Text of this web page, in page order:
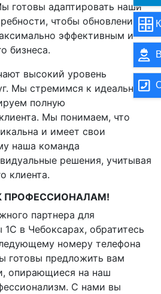
готовы адаптировать наши
чтобы обновление
эффективным и
бизнеса.
высокий уровень
Мы стремимся к идеальному
полную
Мы понимаем, что
и имеет свои
наша команда
решения, учитывая
клиента.
ПРОФЕССИОНАЛАМ!
партнера для
в Чебоксарах, обратитесь
номеру телефона
готовы предложить вам
опирающиеся на наш
С нами вы